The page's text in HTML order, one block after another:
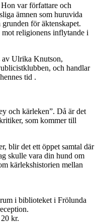
var författare och
ämnen som huruvida
för äktenskapet.
religionens inflytande i
av Ulrika Knutson,
och handlar
tid .
och kärleken”. Då är det
som kommer till
blir det ett öppet samtal där
skulle vara din hund om
kärlekshistorien mellan
i biblioteket i Frölunda
kr.